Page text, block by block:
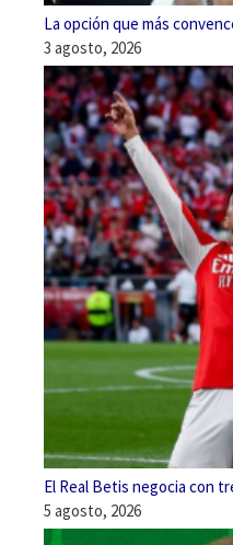
La opción que más
3 agosto, 2026
El Real Betis negocia con
5 agosto, 2026